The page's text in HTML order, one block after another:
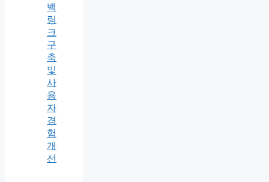
백
링
크
구
축
및
사
용
자
경
험
개
선